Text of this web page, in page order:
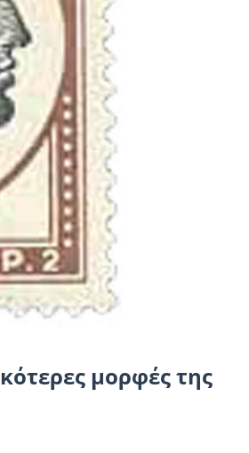
μορφές της